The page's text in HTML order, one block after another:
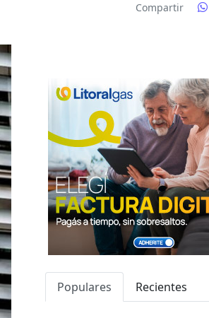
Compartir
Populares Recientes